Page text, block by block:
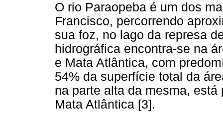
O rio Paraopeba é um dos
Francisco, percorrendo
sua foz, no lago da represa
hidrográfica encontra-se na
e Mata Atlântica, com
54% da superfície total da
na parte alta da mesma,
Mata Atlântica [3].